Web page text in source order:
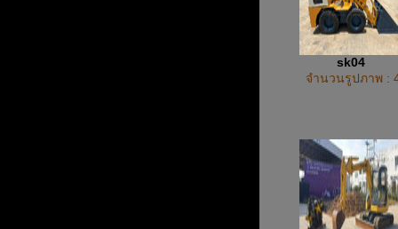
sk04
จำนวนรูปภาพ :